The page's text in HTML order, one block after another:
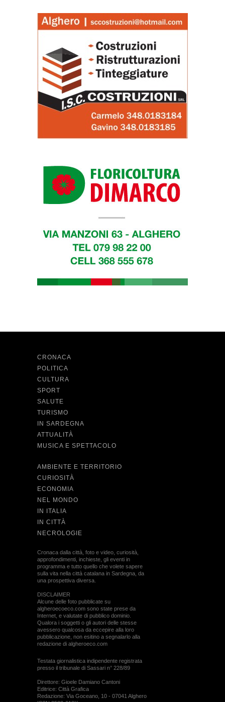
CRONACA
POLITICA
CULTURA
SPORT
SALUTE
TURISMO
IN SARDEGNA
ATTUALITÀ
MUSICA E SPETTACOLO
AMBIENTE E TERRITORIO
CURIOSITÀ
ECONOMIA
NEL MONDO
IN ITALIA
IN CITTÀ
NECROLOGIE
Cronaca dalla città, foto e video, curiosità,
approfondimenti, inchieste, gli eventi in
programma e tutto quello che volete sapere
sulla vita nella città catalana in Sardegna, da
una prospettiva diversa.
DISCLAIMER
Alcune delle foto pubblicate su
algheroecoeco.com sono state prese da
Internet, e valutate di pubblico dominio.
Qualora i soggetti o gli autori delle stesse
avessero qualcosa da eccepire alla loro
pubblicazione, non esitino a segnalarlo alla
redazione di algheroeco.com
Testata giornalistica indipendente registrata
presso il tribunale di Sassari n° 228/89
Direttore: Gioele Damiano Cantoni
Editrice: Città Grafica
Redazione: Via Goceano, 10 - 07041 Alghero